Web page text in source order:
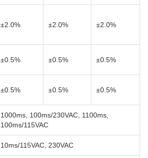
±2.0% ±2.0% ±2.0%
±0.5% ±0.5% ±0.5%
±0.5% ±0.5% ±0.5%
1000ms, 100ms/230VAC, 1100ms,
100ms/115VAC
10ms/115VAC, 230VAC